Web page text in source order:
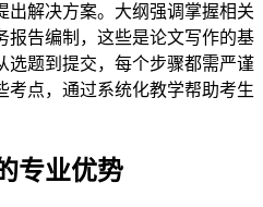
出解决方案。大纲强调掌握相关
报告编制，这些是论文写作的基
选题到提交，每个步骤都需严谨
考点，通过系统化教学帮助考生
专业优势